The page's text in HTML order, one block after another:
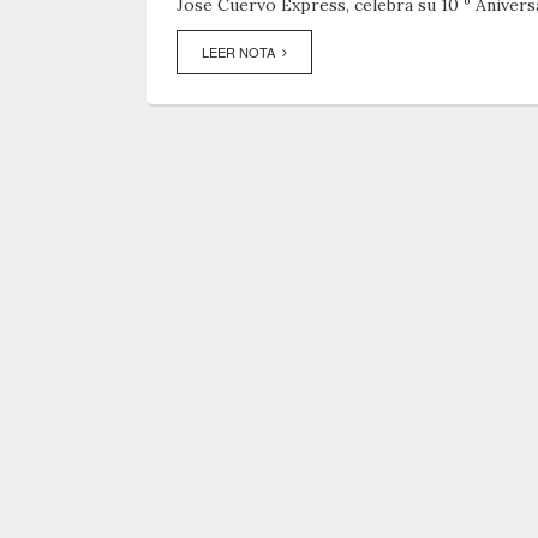
Jose Cuervo Express, celebra su 10 º
LEER NOTA